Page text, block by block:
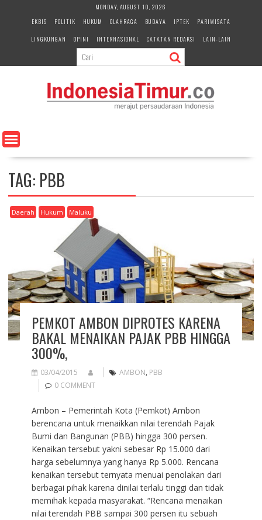
e
n
MONDAY, AUGUST 10, 2026
EKBIS
POLITIK HUKUM OLAHRAGA BUDAYA IPTEK
PARIWISATA
LINGKUNGAN
OPINI INTERNASIONAL CATATAN REDAKSI LAIN-LAIN
TAG: PBB
Daerah Hukum Maluku
PEMKOT AMBON DIPROTES KARENA
BAKAL MENAIKAN PAJAK PBB HINGGA
300%,
03/04/2015 AMBON, PBB
0 COMMENT
Ambon – Pemerintah Kota (Pemkot) Ambon
berencana untuk menaikkan nilai terendah Pajak
Bumi dan Bangunan (PBB) hingga 300 persen.
Kenaikan tersebut yakni sebesar Rp 15.000 dari
harga sebelumnya yang hanya Rp 5.000. Rencana
kenaikan tersebut ternyata menuai penolakan dari
berbagai pihak karena dinilai terlalu tinggi dan tidak
memihak kepada masyarakat. “Rencana menaikan
nilai terendah PBB sampai 300 persen itu sebuah